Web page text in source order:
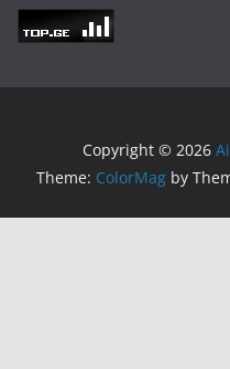
Copyright © 2026
Theme: ColorMag by